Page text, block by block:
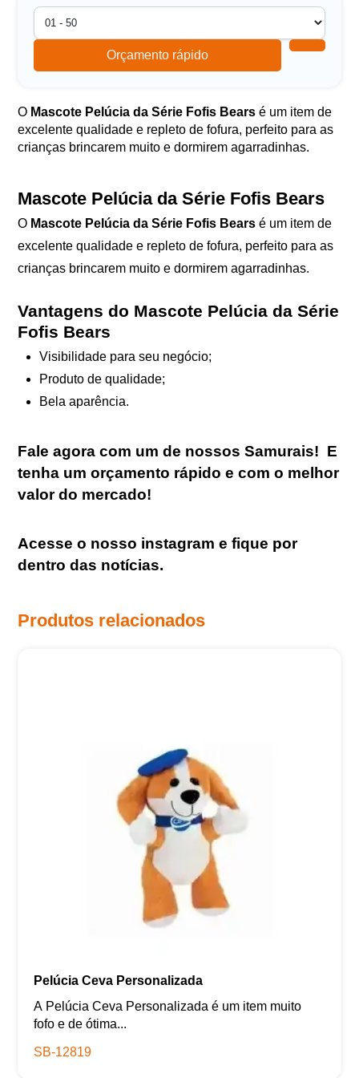
Orçamento rápido
O Mascote Pelúcia da Série Fofis Bearsé um item de
excelente qualidade e repleto de fofura, perfeito para as
crianças brincarem muito e dormirem agarradinhas.
Mascote Pelúcia da Série Fofis Bears
O Mascote Pelúcia da Série Fofis Bearsé um item de
excelente qualidade e repleto de fofura, perfeito para as
crianças brincarem muito e dormirem agarradinhas.
Vantagens do Mascote Pelúcia da Série
Fofis Bears
Visibilidade para seu negócio;
Produto de qualidade;
Bela aparência.
Fale agora com um de nossos Samurais! E
tenha um orçamento rápido e com o melhor
valor do mercado!
Acesse o nosso instagram e fique por
dentro das notícias.
Produtos relacionados
Pelúcia Ceva Personalizada
A Pelúcia Ceva Personalizada é um item muito
fofo e de ótima...
SB-12819